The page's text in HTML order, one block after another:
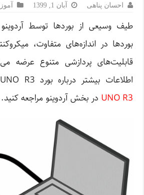
احسان پناهی آبان 1, 1399
طیف وسیعی از بوردها توسط
بوردها در اندازه‌های متفاوت،
قابلیت‌های پردازشی متنوع عرضه
اطلاعات بیشتر درباره بورد UNO R3، به مطلب
UNO R3 در بخش آردوینو مراجعه کنید.